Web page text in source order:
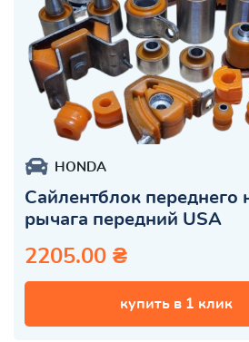
HONDA
Сайлентблок переднего
рычага передний USA
2205.00 ₴
купить в 1 клик